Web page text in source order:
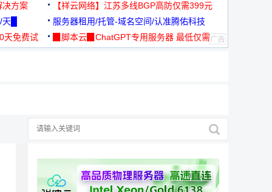
用★
决方案
【祥云网络】江苏多线BGP高防仅需399元
█
服务器租用/托管-域名空间/认准腾佑科技
免费试
▉脚本云▉ChatGPT专用服务器 最低仅需